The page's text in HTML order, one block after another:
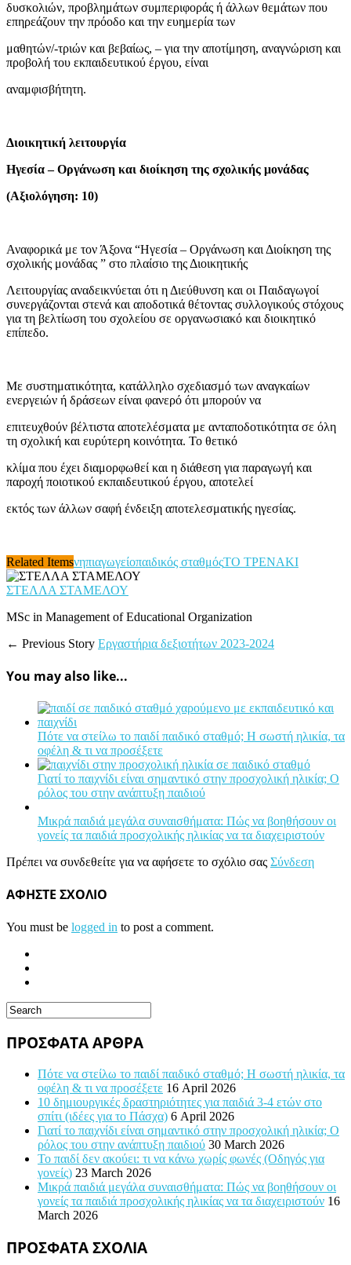
δυσκολιών, προβλημάτων συμπεριφοράς ή άλλων θεμάτων που
επηρεάζουν την πρόοδο και την ευημερία των
μαθητών/-τριών και βεβαίως, – για την αποτίμηση, αναγνώριση και
προβολή του εκπαιδευτικού έργου, είναι
αναμφισβήτητη.
Διοικητική λειτουργία
Ηγεσία – Οργάνωση και διοίκηση της σχολικής μονάδας
(Αξιολόγηση: 10)
Αναφορικά με τον Άξονα “Ηγεσία – Οργάνωση και Διοίκηση της
σχολικής μονάδας ” στο πλαίσιο της Διοικητικής
Λειτουργίας αναδεικνύεται ότι η Διεύθυνση και οι Παιδαγωγοί
συνεργάζονται στενά και αποδοτικά θέτοντας συλλογικούς στόχους
για τη βελτίωση του σχολείου σε οργανωσιακό και διοικητικό
επίπεδο.
Με συστηματικότητα, κατάλληλο σχεδιασμό των αναγκαίων
ενεργειών ή δράσεων είναι φανερό ότι μπορούν να
επιτευχθούν βέλτιστα αποτελέσματα με ανταποδοτικότητα σε όλη
τη σχολική και ευρύτερη κοινότητα. Το θετικό
κλίμα που έχει διαμορφωθεί και η διάθεση για παραγωγή και
παροχή ποιοτικού εκπαιδευτικού έργου, αποτελεί
εκτός των άλλων σαφή ένδειξη αποτελεσματικής ηγεσίας.
Related Itemsνηπιαγωγείοπαιδικός σταθμόςΤΟ ΤΡΕΝΑΚΙ
ΣΤΕΛΛΑ ΣΤΑΜΕΛΟΥ
MSc in Management of Educational Organization
← Previous Story Εργαστήρια δεξιοτήτων 2023-2024
You may also like...
Πότε να στείλω το παιδί παιδικό σταθμό; Η σωστή ηλικία, τα
οφέλη & τι να προσέξετε
Γιατί το παιχνίδι είναι σημαντικό στην προσχολική ηλικία; Ο
ρόλος του στην ανάπτυξη παιδιού
Μικρά παιδιά μεγάλα συναισθήματα: Πώς να βοηθήσουν οι
γονείς τα παιδιά προσχολικής ηλικίας να τα διαχειριστούν
Πρέπει να συνδεθείτε για να αφήσετε το σχόλιο σας Σύνδεση
ΑΦΗΣΤΕ ΣΧΟΛΙΟ
You must be logged in to post a comment.
ΠΡΟΣΦΑΤΑ ΑΡΘΡΑ
Πότε να στείλω το παιδί παιδικό σταθμό; Η σωστή ηλικία, τα
οφέλη & τι να προσέξετε 16 April 2026
10 δημιουργικές δραστηριότητες για παιδιά 3-4 ετών στο
σπίτι (ιδέες για το Πάσχα) 6 April 2026
Γιατί το παιχνίδι είναι σημαντικό στην προσχολική ηλικία; Ο
ρόλος του στην ανάπτυξη παιδιού 30 March 2026
Το παιδί δεν ακούει: τι να κάνω χωρίς φωνές (Οδηγός για
γονείς) 23 March 2026
Μικρά παιδιά μεγάλα συναισθήματα: Πώς να βοηθήσουν οι
γονείς τα παιδιά προσχολικής ηλικίας να τα διαχειριστούν 16
March 2026
ΠΡΟΣΦΑΤΑ ΣΧΟΛΙΑ